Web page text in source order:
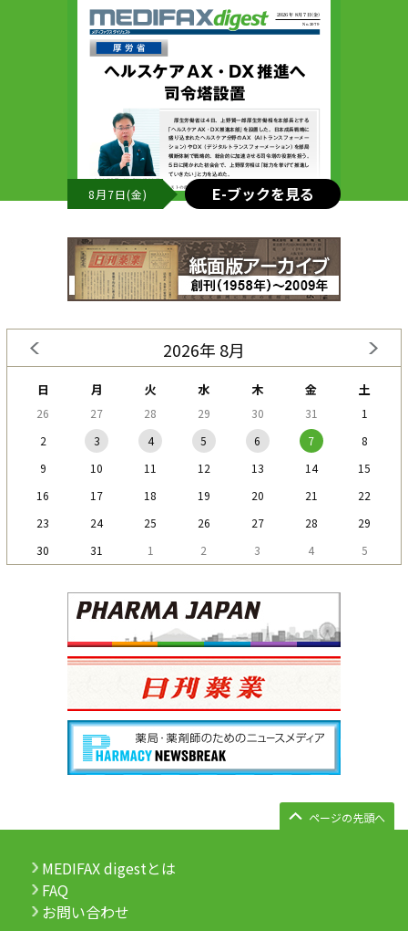
8月7日(金) E-ブックを見る
2026年 8月
日 月 火 水 木 金 土
26 27 28 29 30 31
1
2
3 4 5 6 7
8
9
10 11 12 13 14
15
16
17 18 19 20 21
22
23
24 25 26 27 28
29
30
31 1 2 3 4 5
ページの先頭へ
MEDIFAX digestとは
FAQ
お問い合わせ